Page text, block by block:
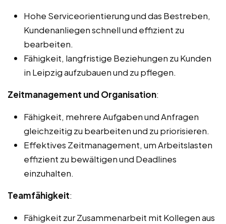
Hohe Serviceorientierung und das Bestreben,
Kundenanliegen schnell und effizient zu
bearbeiten.
Fähigkeit, langfristige Beziehungen zu Kunden
in Leipzig aufzubauen und zu pflegen.
Zeitmanagement und Organisation:
Fähigkeit, mehrere Aufgaben und Anfragen
gleichzeitig zu bearbeiten und zu priorisieren.
Effektives Zeitmanagement, um Arbeitslasten
effizient zu bewältigen und Deadlines
einzuhalten.
Teamfähigkeit:
Fähigkeit zur Zusammenarbeit mit Kollegen aus